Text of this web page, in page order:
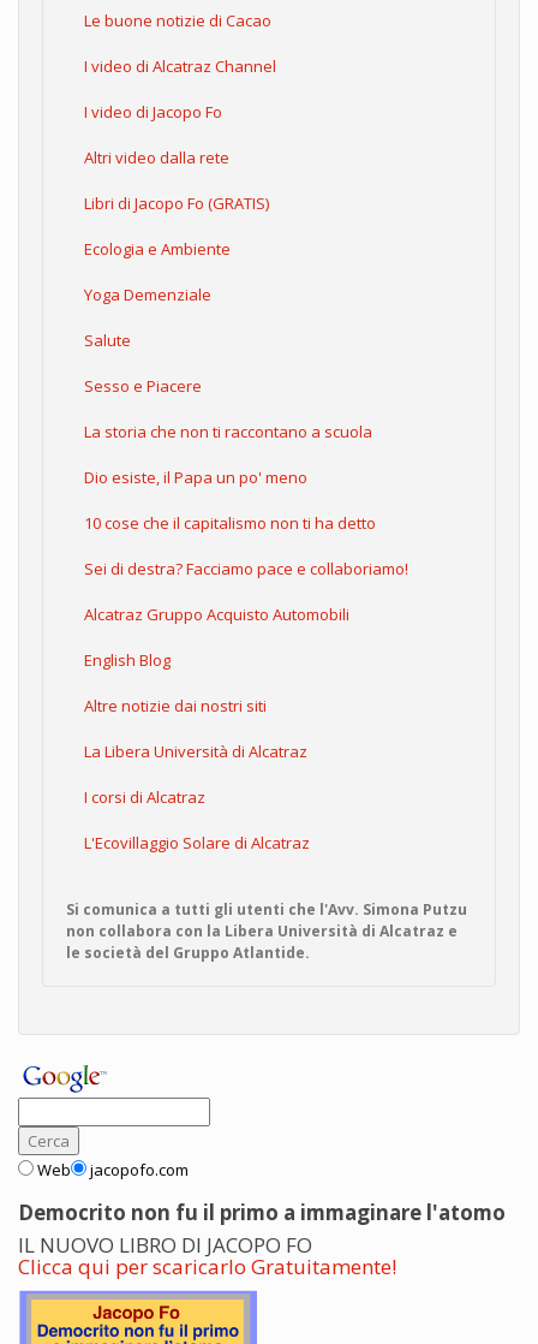
Le buone notizie di Cacao
I video di Alcatraz Channel
I video di Jacopo Fo
Altri video dalla rete
Libri di Jacopo Fo (GRATIS)
Ecologia e Ambiente
Yoga Demenziale
Salute
Sesso e Piacere
La storia che non ti raccontano a scuola
Dio esiste, il Papa un po' meno
10 cose che il capitalismo non ti ha detto
Sei di destra? Facciamo pace e collaboriamo!
Alcatraz Gruppo Acquisto Automobili
English Blog
Altre notizie dai nostri siti
La Libera Università di Alcatraz
I corsi di Alcatraz
L'Ecovillaggio Solare di Alcatraz
Si comunica a tutti gli utenti che l'Avv. Simona Putzu
non collabora con la Libera Università di Alcatraz e
le società del Gruppo Atlantide.
Web jacopofo.com
Democrito non fu il primo a immaginare l'atomo
IL NUOVO LIBRO DI JACOPO FO
Clicca qui per scaricarlo Gratuitamente!